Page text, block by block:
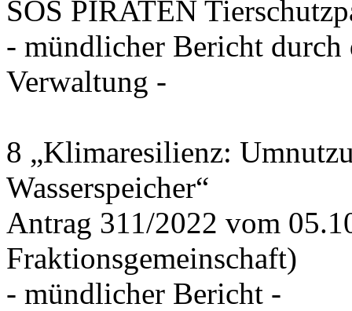
SÖS PIRATEN
- mündlicher Bericht
Verwaltung -
8 „Klimaresilienz:
Wasserspeicher“
Antrag 311/2022 vom
Fraktionsgemeinschaft)
- mündlicher Bericht -